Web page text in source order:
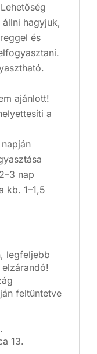
hagyjuk,
és
ajánlott!
a
nap
kb. 1–1,5
legfeljebb
feltüntetve
13.